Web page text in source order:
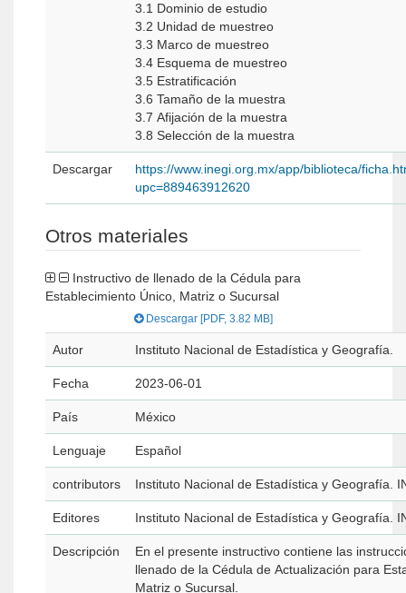
3.1 Dominio de estudio
3.2 Unidad de muestreo
3.3 Marco de muestreo
3.4 Esquema de muestreo
3.5 Estratificación
3.6 Tamaño de la muestra
3.7 Afijación de la muestra
3.8 Selección de la muestra
Descargar
https://www.inegi.org.mx/app/biblioteca/
upc=889463912620
Otros materiales
Establecimiento Único, Matriz o Sucursal
Descargar [PDF, 3.82 MB]
Autor Instituto Nacional de Estadística y Geografía.
Fecha 2023-06-01
País México
Lenguaje Español
contributors Instituto Nacional de Estadística y Geografía.
Editores Instituto Nacional de Estadística y Geografía.
Descripción
En el presente instructivo contiene las
llenado de la Cédula de Actualización para
Matriz o Sucursal.